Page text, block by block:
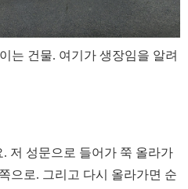
는 건물. 여기가 생장임을 알려
저 성문으로 들어가 쭉 올라가
으로. 그리고 다시 올라가면 순